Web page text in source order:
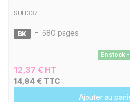
SUH337
- 680 pages
En stock
12,37 € HT
14,84 € TTC
Ajouter au